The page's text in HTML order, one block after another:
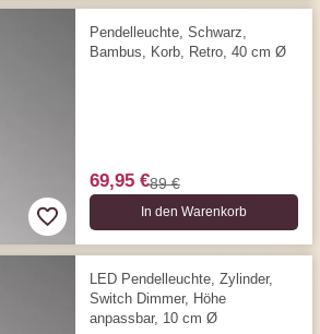
Pendelleuchte, Schwarz,
Bambus, Korb, Retro, 40 cm Ø
69,95 €89 €
In den Warenkorb
LED Pendelleuchte, Zylinder,
Switch Dimmer, Höhe
anpassbar, 10 cm Ø